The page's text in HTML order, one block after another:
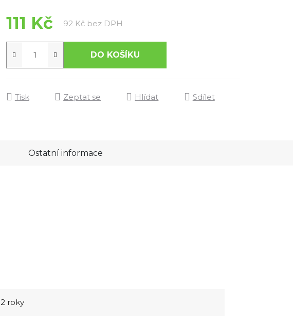
111 Kč 92 Kč bez DPH
DO KOŠÍKU
Tisk Zeptat se Hlídat Sdílet
Ostatní informace
2 roky